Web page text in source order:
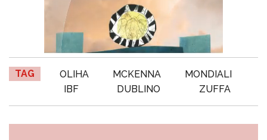
TAG OLIHA MCKENNA
MONDIALI
IBF
DUBLINO ZUFFA